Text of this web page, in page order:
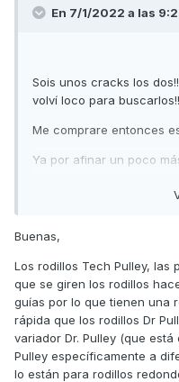
En 7/1/2022 a las
Sois unos cracks los
volví loco para buscarlos!!
Me comprare entonces
Ya por afinar un poco
que no se den la vuelta,
Gracias de nuevo!!
Buenas,
Los rodillos Tech Pulley, las
que se giren los rodillos
guías por lo que tienen una
rápida que los rodillos Dr
variador Dr. Pulley (que
Pulley específicamente a
lo están para rodillos